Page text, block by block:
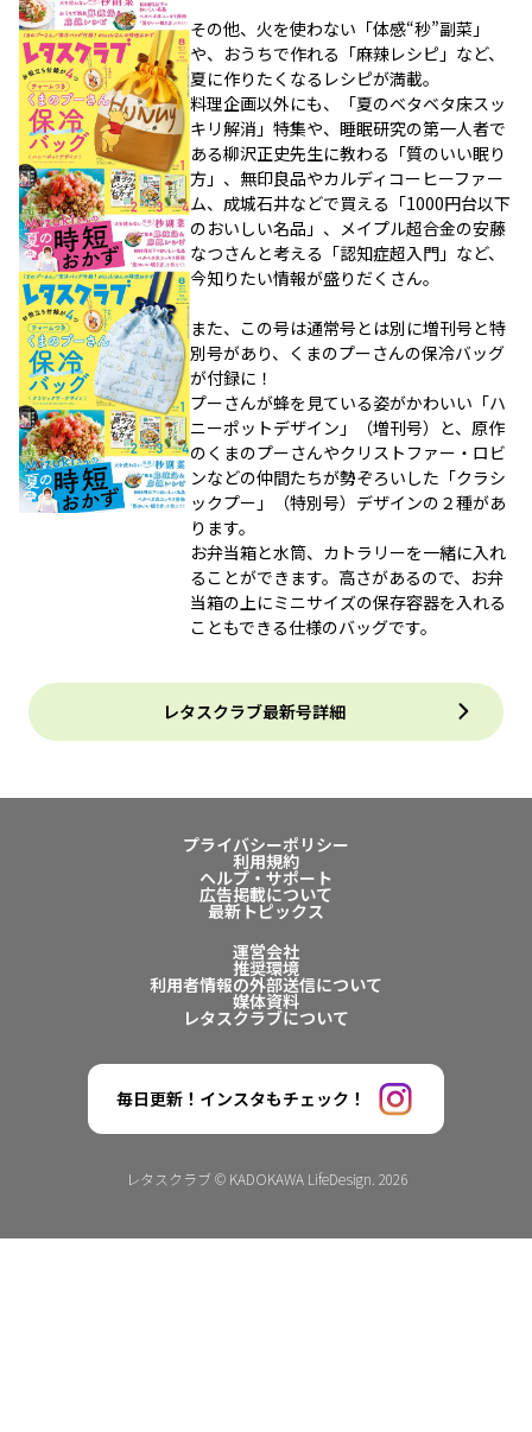
その他、火を使わない「体感“秒”副菜」
や、おうちで作れる「麻辣レシピ」など、
夏に作りたくなるレシピが満載。
料理企画以外にも、「夏のベタベタ床スッ
キリ解消」特集や、睡眠研究の第一人者で
ある柳沢正史先生に教わる「質のいい眠り
方」、無印良品やカルディコーヒーファー
ム、成城石井などで買える「1000円台以下
のおいしい名品」、メイプル超合金の安藤
なつさんと考える「認知症超入門」など、
今知りたい情報が盛りだくさん。
また、この号は通常号とは別に増刊号と特
別号があり、くまのプーさんの保冷バッグ
が付録に！
プーさんが蜂を見ている姿がかわいい「ハ
ニーポットデザイン」（増刊号）と、原作
のくまのプーさんやクリストファー・ロビ
ンなどの仲間たちが勢ぞろいした「クラシ
ックプー」（特別号）デザインの２種があ
ります。
お弁当箱と水筒、カトラリーを一緒に入れ
ることができます。高さがあるので、お弁
当箱の上にミニサイズの保存容器を入れる
こともできる仕様のバッグです。
レタスクラブ最新号詳細
プライバシーポリシー
利用規約
ヘルプ・サポート
広告掲載について
最新トピックス
運営会社
推奨環境
利用者情報の外部送信について
媒体資料
レタスクラブについて
毎日更新！インスタもチェック！
レタスクラブ © KADOKAWA LifeDesign. 2026